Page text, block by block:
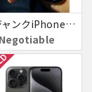
ジャンクiPhone13ProMax 128GB ドコモ